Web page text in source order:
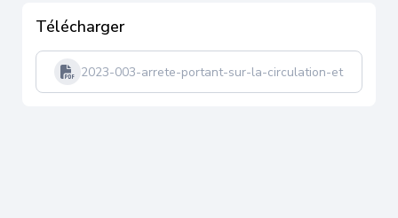
Télécharger
2023-003-arrete-portant-sur-la-circulation-et-